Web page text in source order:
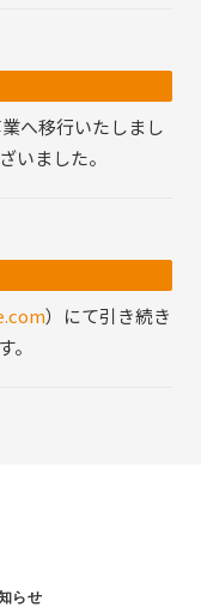
へ移行いたしまし
いました。
）にて引き続き
。
らせ